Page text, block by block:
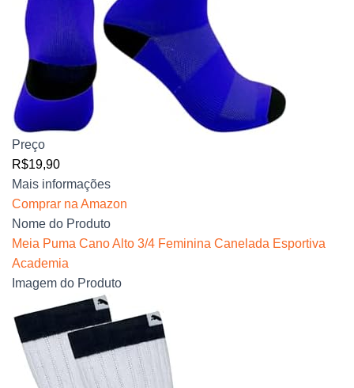
Preço
R$19,90
Mais informações
Comprar na Amazon
Nome do Produto
Meia Puma Cano Alto 3/4 Feminina Canelada Esportiva
Academia
Imagem do Produto